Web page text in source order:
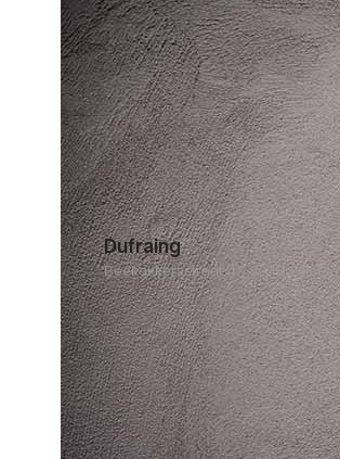
Dufraing
Beekakkersstraat 47, 2340 Beerse